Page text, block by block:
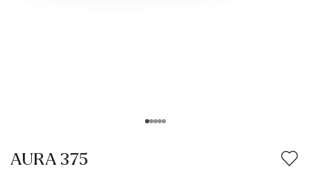
AURA 375